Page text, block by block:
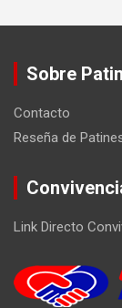
Sobre
Contacto
Reseña de
Link Directo